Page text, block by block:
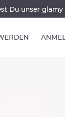
Du unser glamy